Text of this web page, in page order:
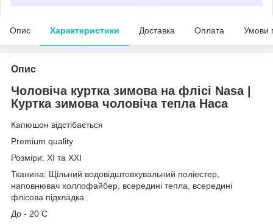
Опис Характеристики Доставка Оплата Умови
Опис
Чоловіча куртка зимова на флісі Nasa |
Куртка зимова чоловіча тепла Наса
Капюшон відстібається
Premium quality
Розміри: ХІ та ХХІ
Тканина: Щільний водовідштовхувальний поліестер,
наповнювач холлофайбер, всередині тепла, всередині
флісова підкладка
До - 20 С